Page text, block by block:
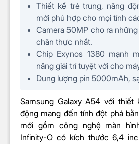
Độ phân giải
Full HD+
Pixels)
Hệ điều hành & CPU
Hệ điều hành
Android 13
Chip
Exynos
Loại/Tốc độ (CPU)
4 nhân 2
Chip đồ họa
(GPU)
Mali-G68
Thiết kế trẻ trung, năng
mới phù hợp cho mọi tính
Camera 50MP cho ra
chân thực nhất.
Chip Exynos 1380 mạnh
năng giải trí tuyệt vời cho
Dung lượng pin 5000mAh,
Samsung Galaxy A54 với thiết
động mang đến tính đột phá
mới gồm công nghệ màn
Infinity-O có kích thước 6,4